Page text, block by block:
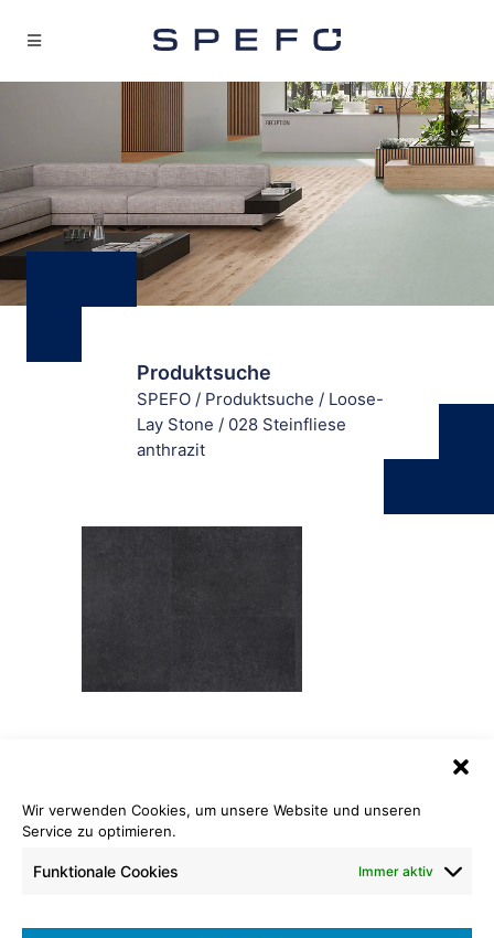
Wir verwenden Cookies, um unsere Website und unseren
Service zu optimieren.
Funktionale Cookies Immer aktiv
Produktsuche
SPEFO / Produktsuche / Loose-
Lay Stone / 028 Steinfliese
anthrazit
028 Steinfliese anthrazit
Nutzschicht: 0,7 mm